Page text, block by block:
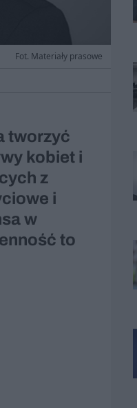
Fot. Materiały prasowe
tworzyć
kobiet i
z
i
w
to